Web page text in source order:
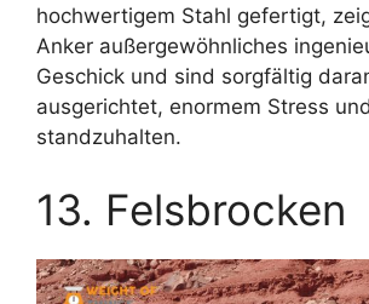
hochwertigem Stahl gefertigt,
Anker außergewöhnliches
Geschick und sind sorgfältig
ausgerichtet, enormem Stress
standzuhalten.
13. Felsbrocken